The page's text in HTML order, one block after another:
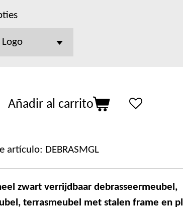
Añadir al carrito
artículo: DEBRASMGL
zwart verrijdbaar debrasseermeubel,
terrasmeubel met stalen frame en